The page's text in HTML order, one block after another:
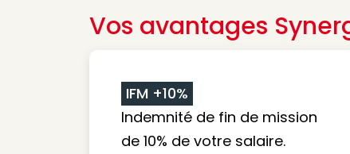
Vos avantages
IFM +10%
Indemnité de fin de mission
de 10% de votre salaire.